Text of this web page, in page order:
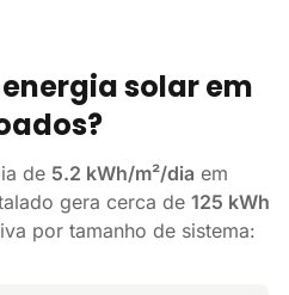
solar em
de 5.2 kWh/m²/dia em
gera cerca de 125 kWh
por tamanho de sistema: